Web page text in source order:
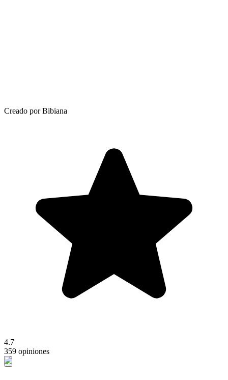
Creado por Bibiana
4.7
359 opiniones